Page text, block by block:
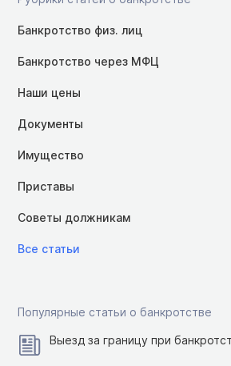
Банкротство физ. лиц
Банкротство через МФЦ
Наши цены
Документы
Имущество
Приставы
Советы должникам
Все статьи
Популярные статьи о банкротстве
Выезд за границу при